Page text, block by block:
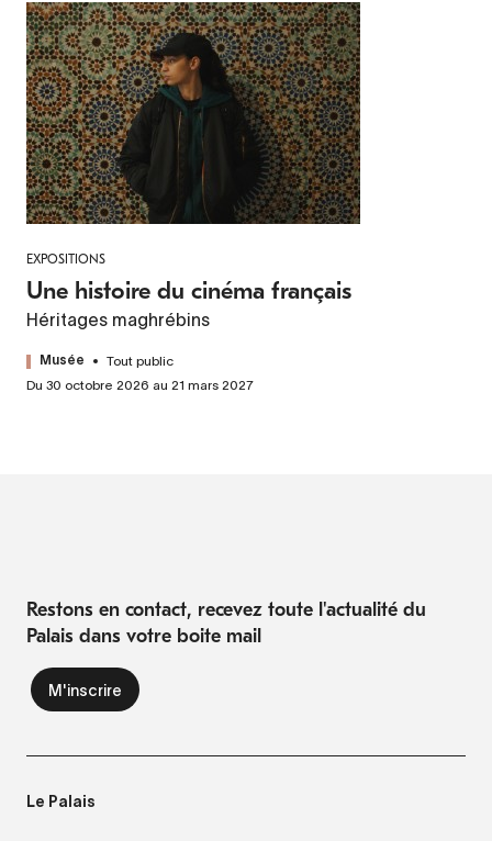
EXPOSITIONS
Une histoire du cinéma français
Héritages maghrébins
Musée
Tout public
Du 30 octobre 2026 au 21 mars 2027
Restons en contact, recevez toute l'actualité du
Palais dans votre boite mail
Le Palais